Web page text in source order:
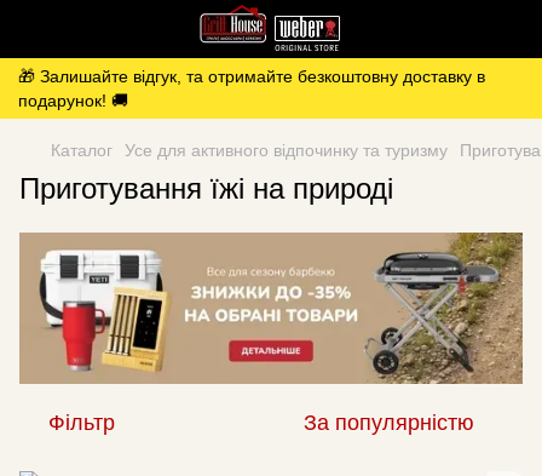
🎁 Залишайте відгук, та отримайте безкоштовну доставку в
подарунок! 🚚
Каталог Усе для активного відпочинку та туризму
Приготування їжі на природі
Фільтр За популярністю